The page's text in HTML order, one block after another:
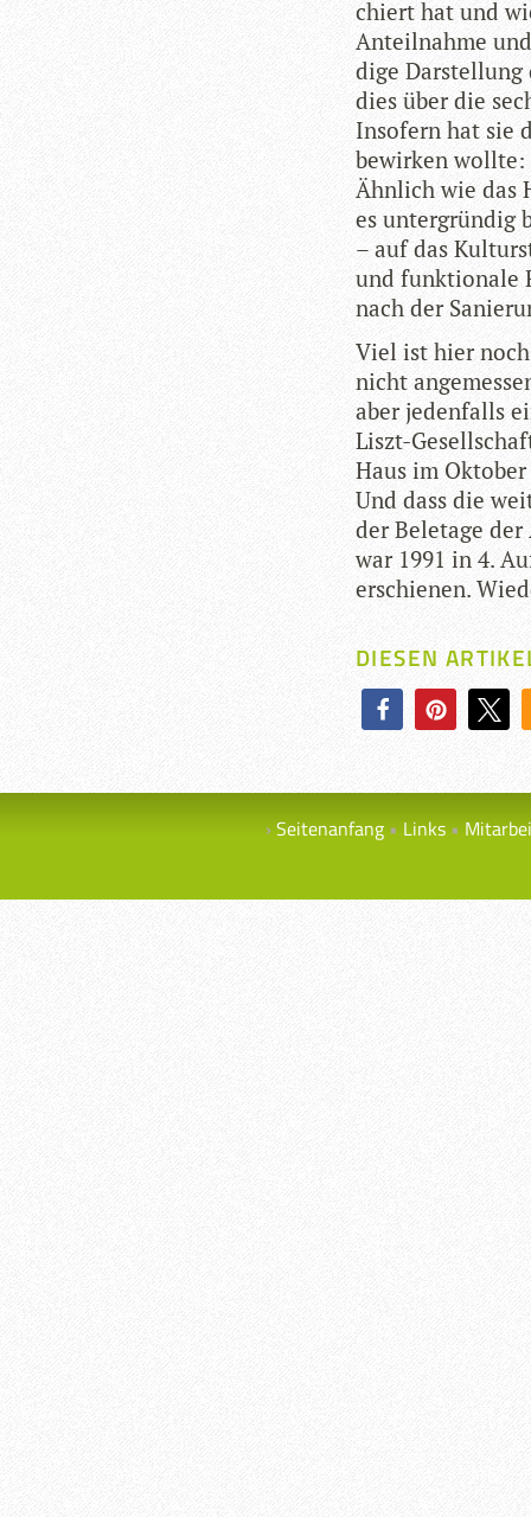
chiert hat und
Anteil­nahme
dige Dar­stel­lung
dies über die
Inso­fern hat sie
bewir­ken wollte:
Ähn­lich wie das
es unter­grün­dig
– auf das
und funk­tio­nale
nach der
Viel ist hier noch
nicht
aber jeden­falls
Liszt-
Haus im
Und dass die
der Bel­etage
war 1991 in 4.
erschie­nen.
DIESEN
Seitenanfang Links